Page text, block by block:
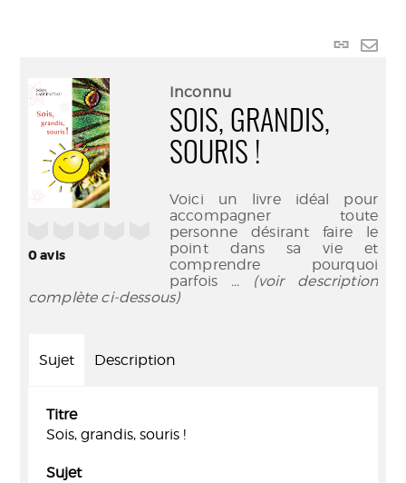
Lien
0avis
Inconnu
SOIS, GRANDIS,
SOURIS !
Voici un livre idéal pour
accompagner toute
personne désirant faire le
point dans sa vie et
comprendre pourquoi
parfois ... (voir description
complète ci-dessous)
Sujet Description
Titre
Sois, grandis, souris !
Sujet